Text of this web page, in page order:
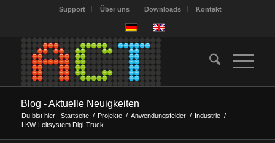
Support Über uns Downloads Kontakt
Blog - Aktuelle Neuigkeiten
Du bist hier: Startseite / Projekte / Anwendungsfelder / Industrie /
LKW-Leitsystem Digi-Truck